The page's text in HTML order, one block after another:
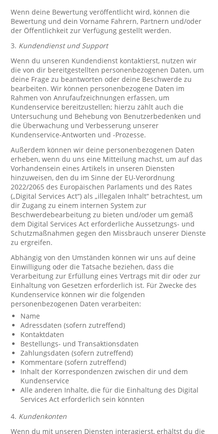
Wenn deine Bewertung veröffentlicht wird, können die
Bewertung und dein Vorname Fahrern, Partnern und/oder
der Öffentlichkeit zur Verfügung gestellt werden.
3. Kundendienst und Support
Wenn du unseren Kundendienst kontaktierst, nutzen wir
die von dir bereitgestellten personenbezogenen Daten, um
deine Frage zu beantworten oder deine Beschwerde zu
bearbeiten. Wir können personenbezogene Daten im
Rahmen von Anrufaufzeichnungen erfassen, um
Kundenservice bereitzustellen; hierzu zählt auch die
Untersuchung und Behebung von Benutzerbedenken und
die Überwachung und Verbesserung unserer
Kundenservice-Antworten und -Prozesse.
Außerdem können wir deine personenbezogenen Daten
erheben, wenn du uns eine Mitteilung machst, um auf das
Vorhandensein eines Artikels in unseren Diensten
hinzuweisen, den du im Sinne der EU-Verordnung
2022/2065 des Europäischen Parlaments und des Rates
(„Digital Services Act“) als „illegalen Inhalt“ betrachtest, um
dir Zugang zu einem internen System zur
Beschwerdebearbeitung zu bieten und/oder um gemäß
dem Digital Services Act erforderliche Aussetzungs- und
Schutzmaßnahmen gegen den Missbrauch unserer Dienste
zu ergreifen.
Abhängig von den Umständen können wir uns auf deine
Einwilligung oder die Tatsache beziehen, dass die
Verarbeitung zur Erfüllung eines Vertrags mit dir oder zur
Einhaltung von Gesetzen erforderlich ist. Für Zwecke des
Kundenservice können wir die folgenden
personenbezogenen Daten verarbeiten:
Name
Adressdaten (sofern zutreffend)
Kontaktdaten
Bestellungs- und Transaktionsdaten
Zahlungsdaten (sofern zutreffend)
Kommentare (sofern zutreffend)
Inhalt der Korrespondenzen zwischen dir und dem
Kundenservice
Alle anderen Inhalte, die für die Einhaltung des Digital
Services Act erforderlich sein könnten
4. Kundenkonten
Wenn du mit unseren Diensten interagierst, erhältst du die